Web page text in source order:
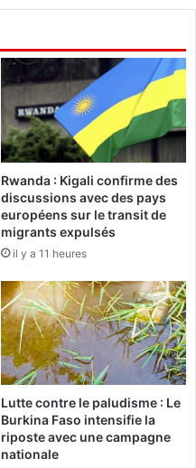
Rwanda : Kigali confirme des
discussions avec des pays
européens sur le transit de
migrants expulsés
il y a 11 heures
Lutte contre le paludisme : Le
Burkina Faso intensifie la
riposte avec une campagne
nationale